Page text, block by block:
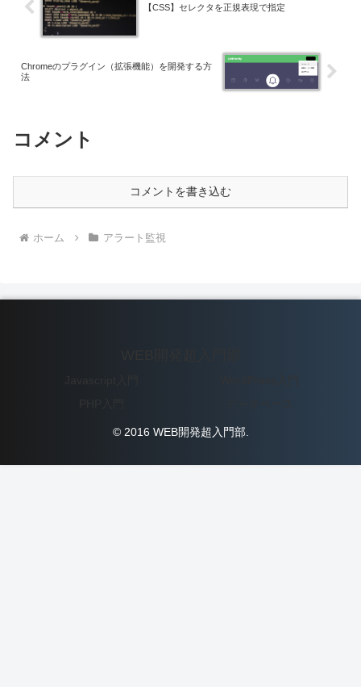
【CSS】セレクタを正規表現で指定
Chromeのプラグイン（拡張機能）を開発する方
法
コメント
コメントを書き込む
ホーム アラート監視
© 2016 WEB開発超入門部.